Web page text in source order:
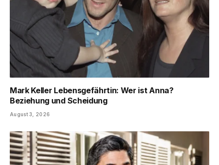
Mark Keller Lebensgefährtin: Wer ist Anna?
Beziehung und Scheidung
August 3, 2026